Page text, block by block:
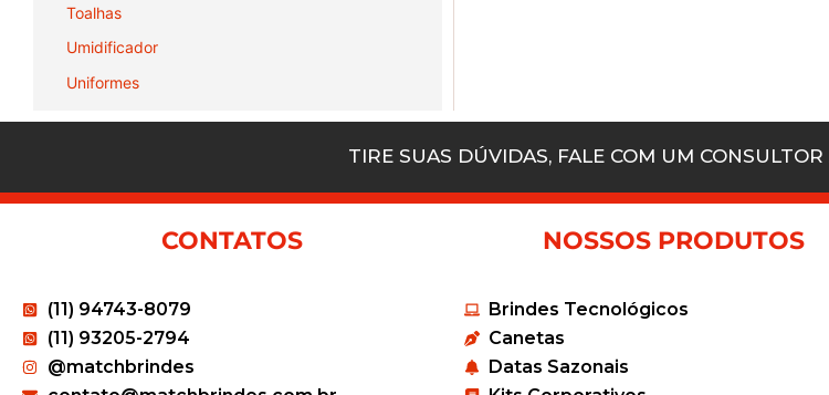
Toalhas
Umidificador
Uniformes
TIRE SUAS DÚVIDAS, FALE COM UM
CONTATOS
(11) 94743-8079
(11) 93205-2794
@matchbrindes
NOSSOS PRODUTOS
Brindes Tecnológicos
Canetas
Datas Sazonais